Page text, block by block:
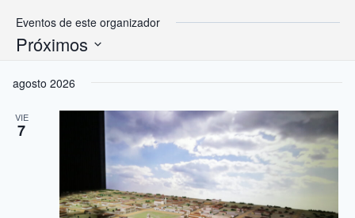
Eventos de este organizador
Próximos
la
agosto 2026
VIE
7